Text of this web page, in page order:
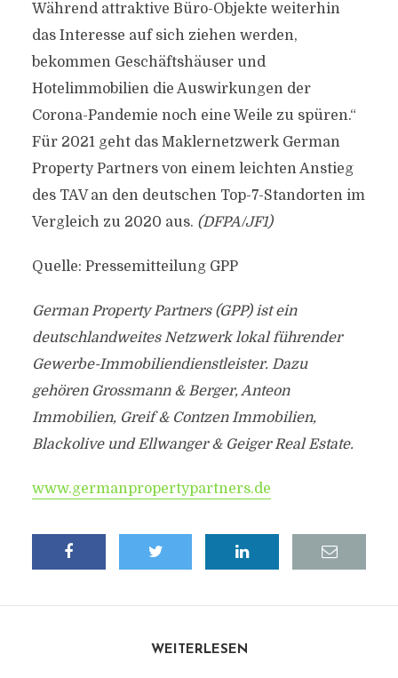
Während attraktive Büro-Objekte weiterhin
das Interesse auf sich ziehen werden,
bekommen Geschäftshäuser und
Hotelimmobilien die Auswirkungen der
Corona-Pandemie noch eine Weile zu spüren.“
Für 2021 geht das Maklernetzwerk German
Property Partners von einem leichten Anstieg
des TAV an den deutschen Top-7-Standorten im
Vergleich zu 2020 aus. (DFPA/JF1)
Quelle: Pressemitteilung GPP
German Property Partners (GPP) ist ein
deutschlandweites Netzwerk lokal führender
Gewerbe-Immobiliendienstleister. Dazu
gehören Grossmann & Berger, Anteon
Immobilien, Greif & Contzen Immobilien,
Blackolive und Ellwanger & Geiger Real Estate.
www.germanpropertypartners.de
WEITERLESEN